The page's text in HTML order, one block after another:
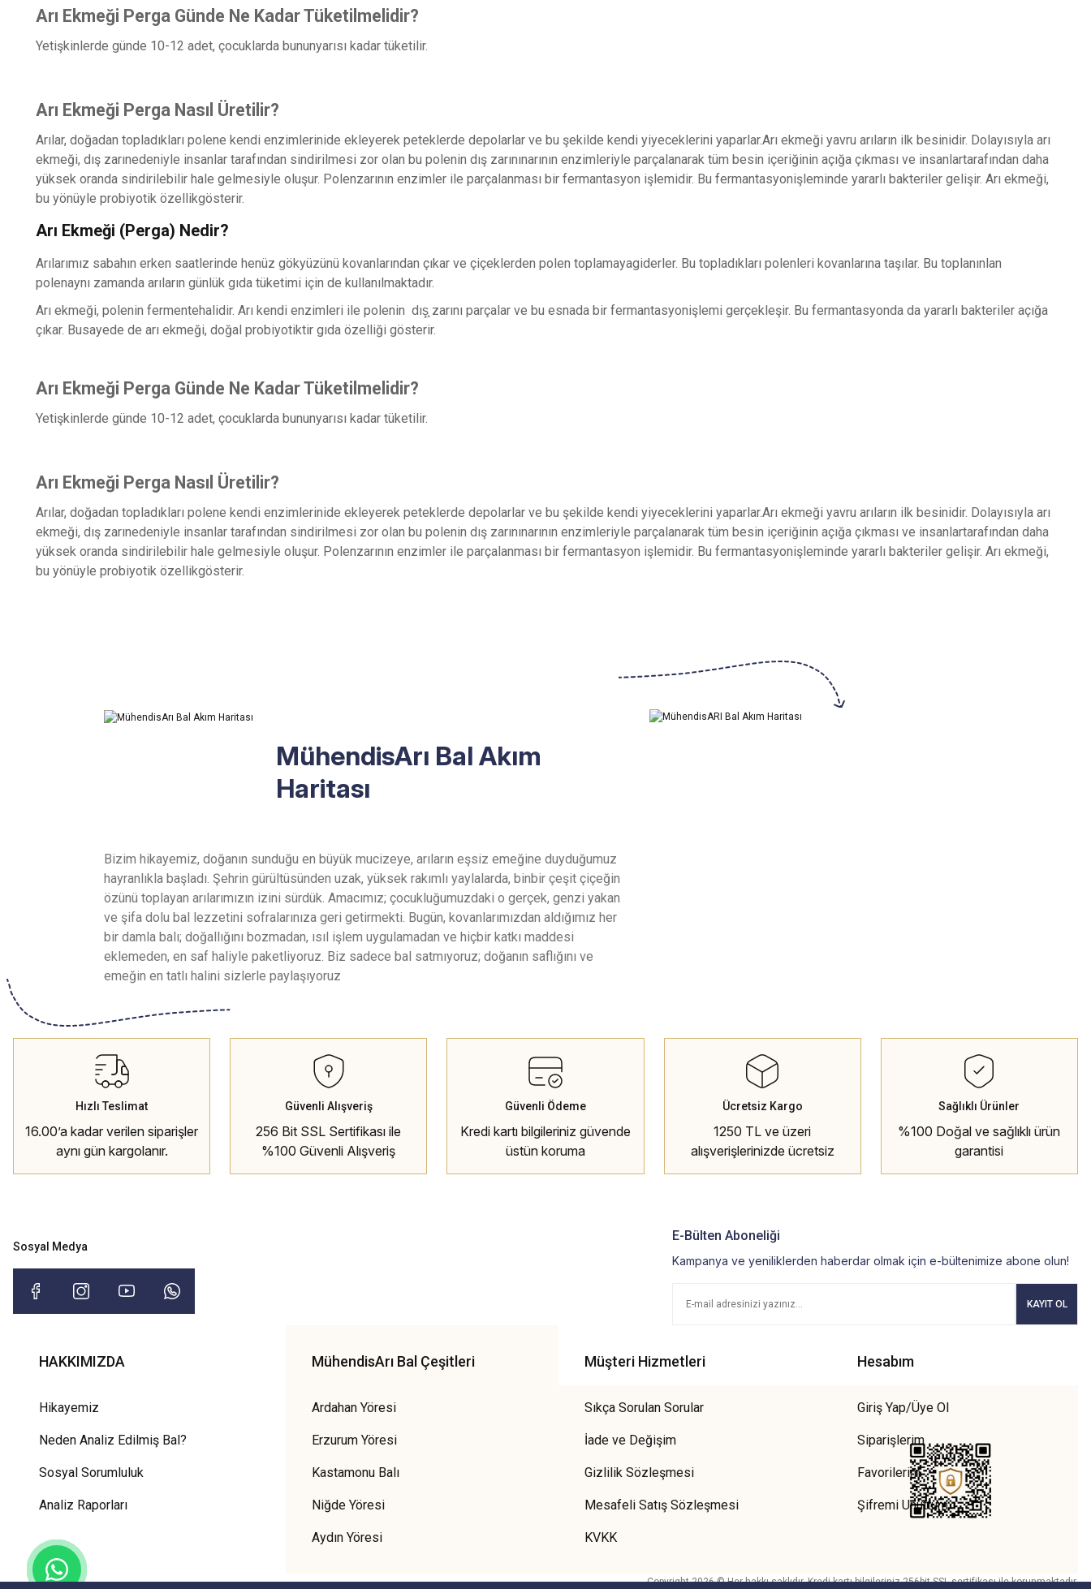
Arı Ekmeği Perga Günde Ne Kadar Tüketilmelidir?
Yetişkinlerde günde 10-12 adet, çocuklarda bununyarısı kadar tüketilir.
Arı Ekmeği Perga Nasıl Üretilir?
Arılar, doğadan topladıkları polene kendi enzimlerinide ekleyerek peteklerde depolarlar ve bu şekilde kendi yiyeceklerini yaparlar.Arı ekmeği yavru arıların ilk besinidir. Dolayısıyla arı
ekmeği, dış zarınedeniyle insanlar tarafından sindirilmesi zor olan bu polenin dış zarınınarının enzimleriyle parçalanarak tüm besin içeriğinin açığa çıkması ve insanlartarafından daha
yüksek oranda sindirilebilir hale gelmesiyle oluşur. Polenzarının enzimler ile parçalanması bir fermantasyon işlemidir. Bu fermantasyonişleminde yararlı bakteriler gelişir. Arı ekmeği,
bu yönüyle probiyotik özellikgösterir.
Arı Ekmeği (Perga) Nedir?
Arılarımız sabahın erken saatlerinde henüz gökyüzünü kovanlarından çıkar ve çiçeklerden polen toplamayagiderler. Bu topladıkları polenleri kovanlarına taşılar. Bu toplanınlan
polenaynı zamanda arıların günlük gıda tüketimi için de kullanılmaktadır.
Arı ekmeği, polenin fermentehalidir. Arı kendi enzimleri ile polenin dış zarını parçalar ve bu esnada bir fermantasyonişlemi gerçekleşir. Bu fermantasyonda da yararlı bakteriler açığa
çıkar. Busayede de arı ekmeği, doğal probiyotiktir gıda özelliği gösterir.
Arı Ekmeği Perga Günde Ne Kadar Tüketilmelidir?
Yetişkinlerde günde 10-12 adet, çocuklarda bununyarısı kadar tüketilir.
Arı Ekmeği Perga Nasıl Üretilir?
Arılar, doğadan topladıkları polene kendi enzimlerinide ekleyerek peteklerde depolarlar ve bu şekilde kendi yiyeceklerini yaparlar.Arı ekmeği yavru arıların ilk besinidir. Dolayısıyla arı
ekmeği, dış zarınedeniyle insanlar tarafından sindirilmesi zor olan bu polenin dış zarınınarının enzimleriyle parçalanarak tüm besin içeriğinin açığa çıkması ve insanlartarafından daha
yüksek oranda sindirilebilir hale gelmesiyle oluşur. Polenzarının enzimler ile parçalanması bir fermantasyon işlemidir. Bu fermantasyonişleminde yararlı bakteriler gelişir. Arı ekmeği,
bu yönüyle probiyotik özellikgösterir.
MühendisArı Bal Akım
Haritası
Bizim hikayemiz, doğanın sunduğu en büyük mucizeye, arıların eşsiz emeğine duyduğumuz
hayranlıkla başladı. Şehrin gürültüsünden uzak, yüksek rakımlı yaylalarda, binbir çeşit çiçeğin
özünü toplayan arılarımızın izini sürdük. Amacımız; çocukluğumuzdaki o gerçek, genzi yakan
ve şifa dolu bal lezzetini sofralarınıza geri getirmekti. Bugün, kovanlarımızdan aldığımız her
bir damla balı; doğallığını bozmadan, ısıl işlem uygulamadan ve hiçbir katkı maddesi
eklemeden, en saf haliyle paketliyoruz. Biz sadece bal satmıyoruz; doğanın saflığını ve
emeğin en tatlı halini sizlerle paylaşıyoruz
Hızlı Teslimat
16.00’a kadar verilen siparişler
aynı gün kargolanır.
Güvenli Alışveriş
256 Bit SSL Sertifikası ile
%100 Güvenli Alışveriş
Güvenli Ödeme
Kredi kartı bilgileriniz güvende
üstün koruma
Ücretsiz Kargo
1250 TL ve üzeri
alışverişlerinizde ücretsiz
kargo
Sağlıklı Ürünler
%100 Doğal ve sağlıklı ürün
garantisi
Sosyal Medya
E-Bülten Aboneliği
Kampanya ve yeniliklerden haberdar olmak için e-bültenimize abone olun!
KAYIT OL
HAKKIMIZDA
Hikayemiz
Neden Analiz Edilmiş Bal?
Sosyal Sorumluluk
Analiz Raporları
MühendisArı Bal Çeşitleri
Ardahan Yöresi
Erzurum Yöresi
Kastamonu Balı
Niğde Yöresi
Aydın Yöresi
Müşteri Hizmetleri
Sıkça Sorulan Sorular
İade ve Değişim
Gizlilik Sözleşmesi
Mesafeli Satış Sözleşmesi
KVKK
Hesabım
Giriş Yap/Üye Ol
Siparişlerim
Favorilerim
Şifremi Unuttum
Copyright 2026 © Her hakkı saklıdır. Kredi kartı bilgileriniz 256bit SSL sertifikası ile korunmaktadır.